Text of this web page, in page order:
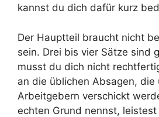
kannst du dich dafür kurz
Der Hauptteil braucht nicht
sein. Drei bis vier Sätze sind
musst du dich nicht
an die üblichen Absagen, die
Arbeitgebern verschickt
echten Grund nennst,